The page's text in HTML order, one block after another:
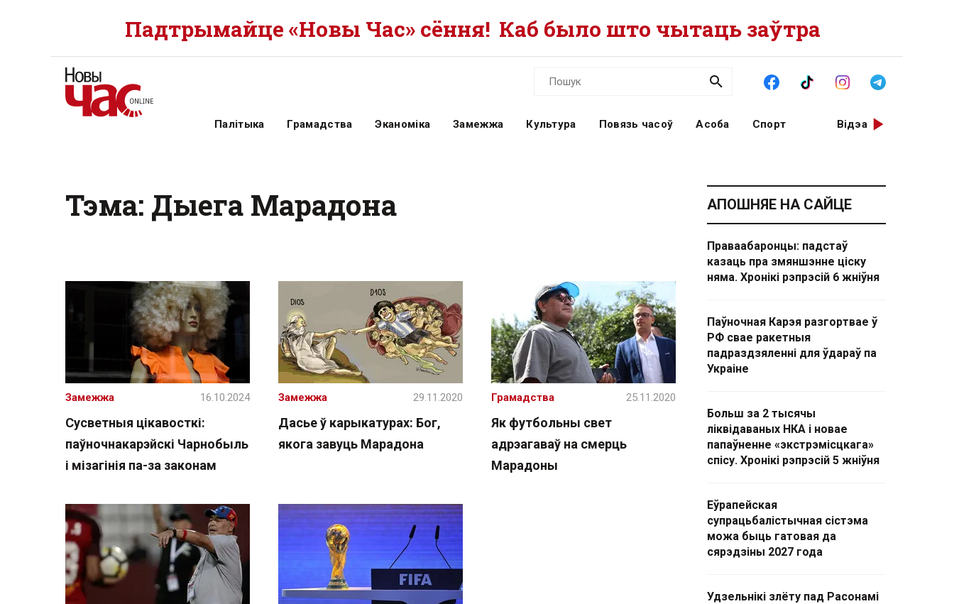
Падтрымайце «Новы Час» сёння! Каб было што чытаць заўтра
Палітыка Грамадства Эканоміка Замежжа Культура Повязь часоў Асоба Спорт Відэа
Тэма: Дыега Марадона
Сусветныя цікавосткі:
паўночнакарэйскі Чарнобыль
і мізагінія па-за законам
Замежжа 16.10.2024
Дасье ў карыкатурах: Бог,
якога завуць Марадона
Замежжа 29.11.2020
Як футбольны свет
адрэагаваў на смерць
Марадоны
Грамадства 25.11.2020
АПОШНЯЕ НА САЙЦЕ
Праваабаронцы: падстаў
казаць пра змяншэнне ціску
няма. Хронікі рэпрэсій 6 жніўня
Паўночная Карэя разгортвае ў
РФ свае ракетныя
падраздзяленні для ўдараў па
Украіне
Больш за 2 тысячы
ліквідаваных НКА і новае
папаўненне «экстрэмісцкага»
спісу. Хронікі рэпрэсій 5 жніўня
Еўрапейская
супрацьбалістычная сістэма
можа быць гатовая да
сярэдзіны 2027 года
Удзельнікі злёту пад Расонамі